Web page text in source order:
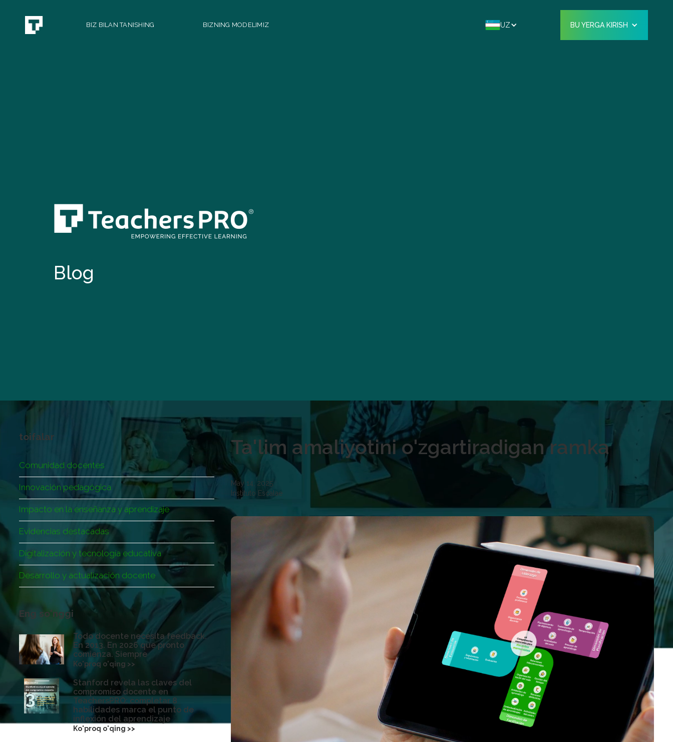
BIZ BILAN TANISHING BIZNING MODELIMIZ UZ BU YERGA KIRISH
Blog
toifalar
Comunidad docentes
Innovación pedagógica
Impacto en la enseñanza y aprendizaje
Evidencias destacadas
Digitalización y tecnología educativa
Desarrollo y actualización docente
Eng so'nggi
Todo docente necesita feedback.
En 2013. En 2026 que pronto
comienza. Siempre
Ko'proq o'qing >>
Stanford revela las claves del
compromiso docente en
TeachersPRO: completar 8
habilidades marca el punto de
inflexión del aprendizaje
Ko'proq o'qing >>
Ta'lim amaliyotini o'zgartiradigan ramka
May 14, 2025
Instituto Escalae